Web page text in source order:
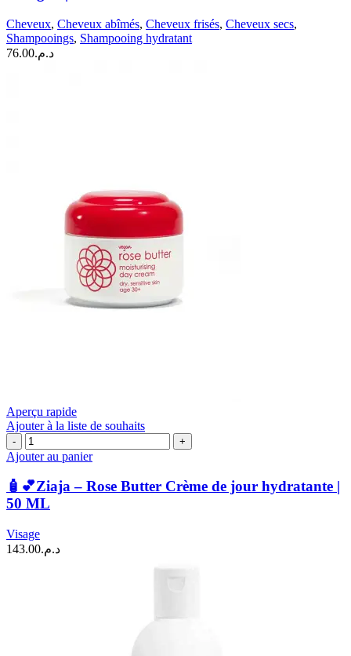
Shampoing
Lissant
à
Cheveux, Cheveux abîmés, Cheveux frisés, Cheveux secs,
Shampooings, Shampooing hydratant
د.م.76.00
Aperçu rapide
Ajouter à la liste de souhaits
quantité
de
💕
Ziaja
–
Butter
Crème
Ajouter au panier
🧴💕Ziaja – Rose Butter Crème de jour hydratante |
50 ML
Visage
د.م.143.00